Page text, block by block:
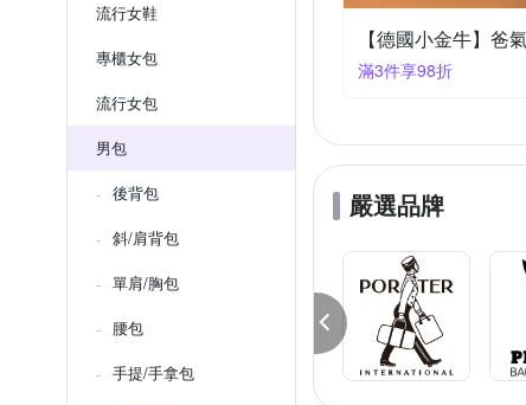
流行女鞋
專櫃女包
流行女包
男包
後背包
斜/肩背包
單肩/胸包
腰包
手提/手拿包
【德國小金牛】爸
滿3件享98折
嚴選品牌